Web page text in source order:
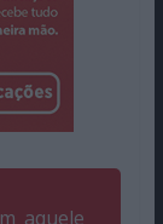
aquele